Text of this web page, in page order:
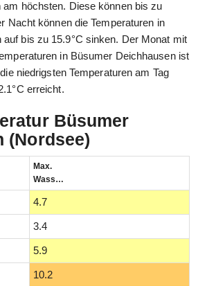
am höchsten. Diese können bis zu
Nacht können die Temperaturen in
bis zu 15.9°C sinken. Der Monat mit
in Büsumer Deichhausen ist
niedrigsten Temperaturen am Tag
erreicht.
Büsumer
(Nordsee)
Max.
Wassertemperatur (°C)
4.7
3.4
5.9
10.2